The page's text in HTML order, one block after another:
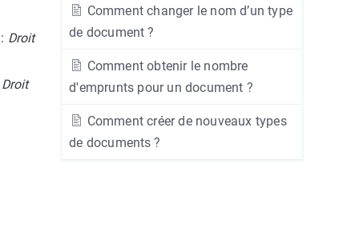
Comment changer le nom d’un type
de document ?
Comment obtenir le nombre
d'emprunts pour un document ?
Comment créer de nouveaux types
de documents ?
Droit
Droit